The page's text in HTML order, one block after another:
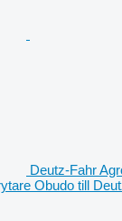
Deutz-Fahr
Obudo till